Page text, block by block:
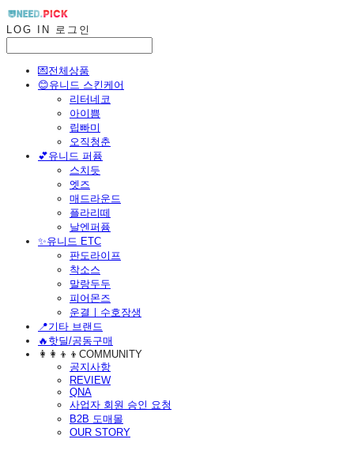
LOG IN 로그인
💌전체상품
😊유니드 스킨케어
리터네코
아이쁨
립빠미
오직청춘
💕유니드 퍼퓸
스치듯
엣즈
매드라운드
플라리떼
날엔퍼퓸
​✨유니드 ETC
판도라이프
착소스
말랑두두
피어몬즈
운결ㅣ수호장생
📍기타 브랜드
🔥핫딜/공동구매
👩‍👩‍👦‍👦COMMUNITY
공지사항
REVIEW
QNA
사업자 회원 승인 요청
B2B 도매몰
OUR STORY